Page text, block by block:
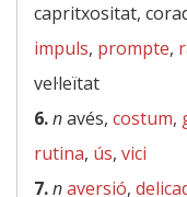
capritxositat,
impuls, prompte,
vel·leïtat
6.navés, costum,
rutina, ús, vici
7.naversió,